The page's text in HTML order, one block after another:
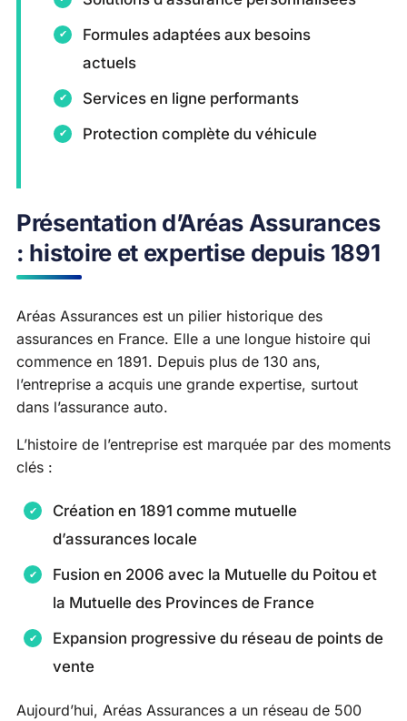
Formules adaptées aux besoins
actuels
Services en ligne performants
Protection complète du véhicule
Présentation d’Aréas Assurances
: histoire et expertise depuis 1891
Aréas Assurances est un pilier historique des
assurances en France. Elle a une longue histoire qui
commence en 1891. Depuis plus de 130 ans,
l’entreprise a acquis une grande expertise, surtout
dans l’assurance auto.
L’histoire de l’entreprise est marquée par des moments
clés :
Création en 1891 comme mutuelle
d’assurances locale
Fusion en 2006 avec la Mutuelle du Poitou et
la Mutuelle des Provinces de France
Expansion progressive du réseau de points de
vente
Aujourd’hui, Aréas Assurances a un réseau de 500